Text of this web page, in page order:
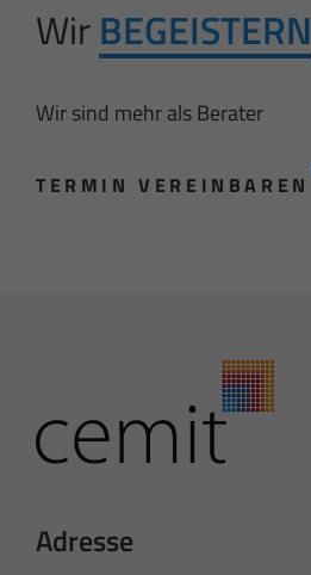
WirBEGEISTERN
Wir sind mehr als Berater
TERMIN VEREINBAREN
Adresse